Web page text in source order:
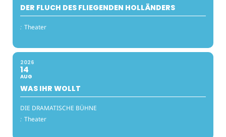
DER FLUCH DES FLIEGENDEN HOLLÄNDERS
: Theater
2026
14
AUG
WAS IHR WOLLT
DIE DRAMATISCHE BÜHNE
: Theater